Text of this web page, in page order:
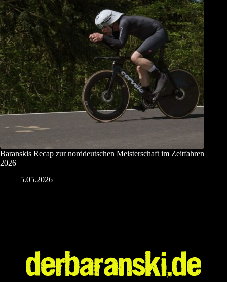
Baranskis Recap zur norddeutschen Meisterschaft im Zeitfahren
2026
5.05.2026